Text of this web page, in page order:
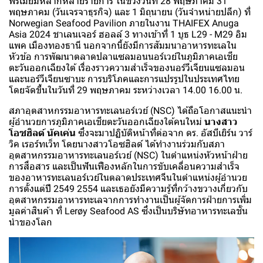
พฤษภาคม (วันเจรจาธุรกิจ) และ 1 มิถุนายน (วันจำหน่ายปลีก) ที่
Norwegian Seafood Pavilion ภายในงาน THAIFEX Anuga
Asia 2024 ชาเลนเจอร์ ฮอลล์ 3 ทางเข้าที่ 1 บูธ L29 - M29 อิม
แพค เมืองทองธานี นอกจากนี้ยังมีการสัมมนาอาหารทะเลใน
หัวข้อ การพัฒนาตลาดปลาแซลมอนนอร์เวย์ในภูมิภาคเอเชีย
ตะวันออกเฉียงใต้ เรื่องราวความสำเร็จของนอร์วีเจียนแซลมอน
และนอร์วีเจียนซาบะ การบริโภคและการแปรรูปในประเทศไทย
โดยจัดขึ้นในวันที่ 29 พฤษภาคม ระหว่างเวลา 14.00 16.00 น.
สภาอุตสาหกรรมอาหารทะเลนอร์เวย์ (NSC) ได้ถือโอกาสแนะนำ
ผู้อำนวยการภูมิภาคเอเชียตะวันออกเฉียงใต้คนใหม่ นางสาว
โอซฮิลด์ นัคเค่น ซึ่งจะมาปฏิบัติหน้าที่ต่อจาก ดร. อัสบีเยิร์น วาร์
วิค เรอร์ทเว็ท โดยนางสาวโอซฮิลด์ ได้ทำงานร่วมกับสภา
อุตสาหกรรมอาหารทะเลนอร์เวย์ (NSC) ในตำแหน่งหัวหน้าฝ่าย
การสื่อสาร และเป็นฟันเฟืองหลักในการขับเคลื่อนความสำเร็จ
ของอาหารทะเลนอร์เวย์ในตลาดประเทศจีนในตำแหน่งผู้อำนวย
การตั้งแต่ปี 2549 2554 และเธอยังมีความรู้ที่กว้างขวางเกี่ยวกับ
อุตสาหกรรมอาหารทะเลจากการทำงานเป็นผู้จัดการฝ่ายการเพิ่ม
มูลค่าสินค้า ที่ Lerøy Seafood AS ซึ่งเป็นบริษัทอาหารทะเลชั้น
นำของโลก